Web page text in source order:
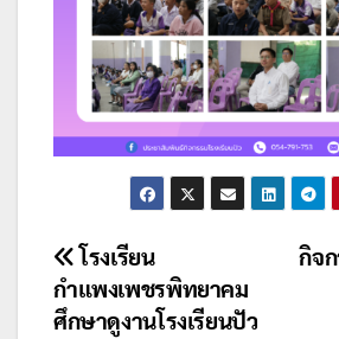
แนะแนว
เรื่อง
กิจ
โรงเรียน
กำแพงเพชรพิทยาคม
ศึกษาดูงานโรงเรียนปัว